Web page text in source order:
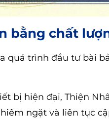
bằng chất
quá trình đầu tư bài
bị hiện đại, Thiện
ngặt và liên tục